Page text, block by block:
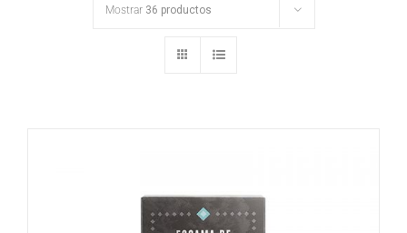
Mostrar 36 productos